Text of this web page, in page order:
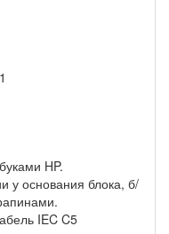
HP.
у основания блока, б/
IEC C5